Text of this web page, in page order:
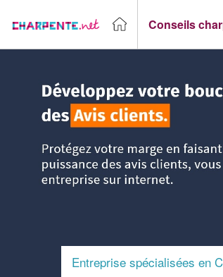
Conseils
Entreprise spécialisées en